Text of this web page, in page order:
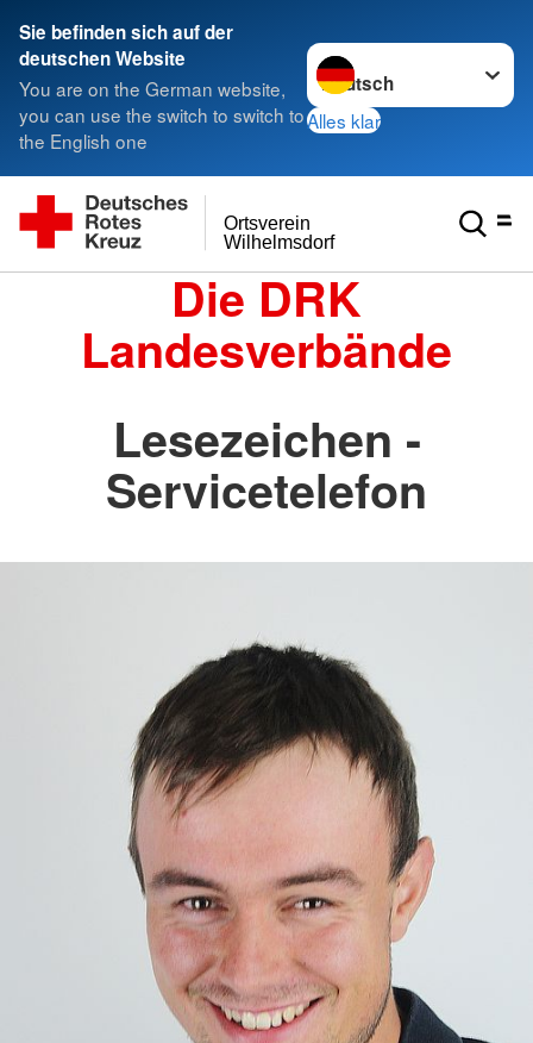
Sie befinden sich auf der
deutschen Website
You are on the German website,
you can use the switch to switch to
the English one
Sprache wechseln zu
Alles klar
Wilhelmsdorf
Ortsverein
Die DRK
Landesverbände
Lesezeichen -
Servicetelefon